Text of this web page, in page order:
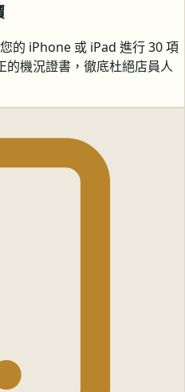
的 iPhone 或 iPad 進行 30 項
的機況證書，徹底杜絕店員人